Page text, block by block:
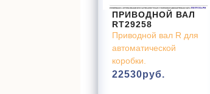
ПРИВОДНОЙ ВАЛ
RT29258
Приводной вал R для
автоматической
коробки.
22530руб.